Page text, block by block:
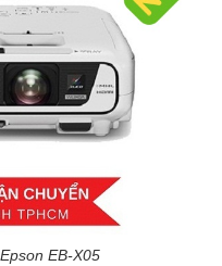
EB-X05